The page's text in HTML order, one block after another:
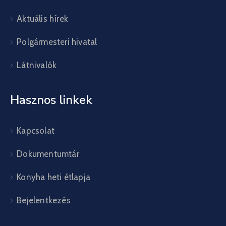
Aktuális hírek
Polgármesteri hivatal
Látnivalók
Hasznos linkek
Kapcsolat
Dokumentumtár
Konyha heti étlapja
Bejelentkezés